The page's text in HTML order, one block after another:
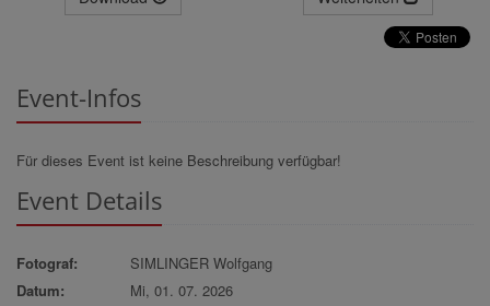
Event-Infos
Für dieses Event ist keine Beschreibung verfügbar!
Event Details
Fotograf:
SIMLINGER Wolfgang
Datum:
Mi, 01. 07. 2026